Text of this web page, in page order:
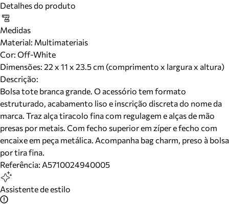
Detalhes do produto
Medidas
Material: Multimateriais
Cor: Off-White
Dimensões: 22 x 11 x 23.5 cm (comprimento x largura x altura)
Descrição:
Bolsa tote branca grande. O acessório tem formato
estruturado, acabamento liso e inscrição discreta do nome da
marca. Traz alça tiracolo fina com regulagem e alças de mão
presas por metais. Com fecho superior em zíper e fecho com
encaixe em peça metálica. Acompanha bag charm, preso à bolsa
por tira fina.
Referência: A5710024940005
Assistente de estilo